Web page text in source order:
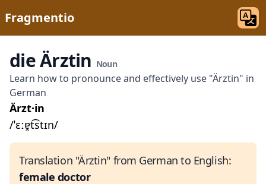
Fragmentio
die Ärztin Noun
Learn how to pronounce and effectively use "Ärztin" in
German
Ärzt·in
/ˈɛːɐ̯t͡stɪn/
Translation "Ärztin" from German to English:
female doctor